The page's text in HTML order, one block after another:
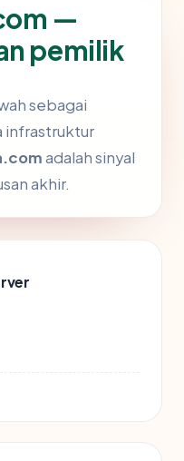
—
pemilik
sebagai
infrastruktur
adalah sinyal
akhir.